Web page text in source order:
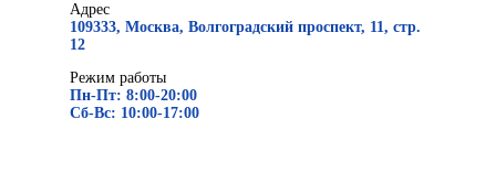
Адрес
109333, Москва, Волгоградский проспект, 11, стр.
12
Режим работы
Пн-Пт: 8:00-20:00
Сб-Вс: 10:00-17:00